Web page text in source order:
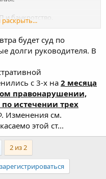
и банкротство.
как ИП, а не как ФЛ.
письмом 07.10.09 в
30.
г. А в суде наказали с
2008 г.
камеральных проверок.
камеральных нет.
дела
15.5 КОАП наказали
давности. есть сроки
(3 месяца со дня
пропущены.
будет суд по
долги руководителя. В
с 3-х на 2 месяца
правонарушении,
истечении трех
Изменения см.
этой ст...
2 из 2